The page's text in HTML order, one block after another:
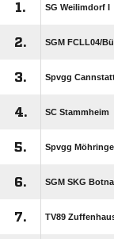
1. SG Weilimdorf I
2. SGM FCLL04/​
3. Spvgg Cannstatt
4. SC Stammheim
5. Spvgg
6. SGM SKG
7. TV89